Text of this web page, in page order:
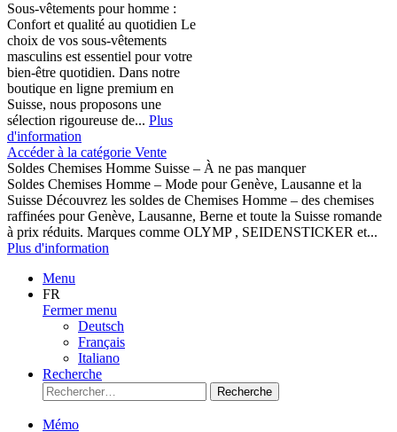
Sous-vêtements pour homme :
Confort et qualité au quotidien Le
choix de vos sous-vêtements
masculins est essentiel pour votre
bien-être quotidien. Dans notre
boutique en ligne premium en
Suisse, nous proposons une
sélection rigoureuse de... Plus
d'information
Accéder à la catégorie Vente
Soldes Chemises Homme Suisse – À ne pas manquer
Soldes Chemises Homme – Mode pour Genève, Lausanne et la
Suisse Découvrez les soldes de Chemises Homme – des chemises
raffinées pour Genève, Lausanne, Berne et toute la Suisse romande
à prix réduits. Marques comme OLYMP , SEIDENSTICKER et...
Plus d'information
Menu
FR
Fermer menu
Deutsch
Français
Italiano
Recherche
Recherche
Mémo